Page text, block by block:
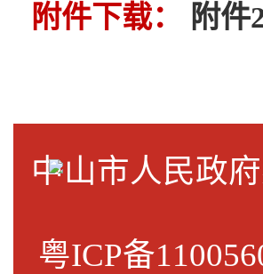
附件下载：
附件
中山市人民政
粤ICP备